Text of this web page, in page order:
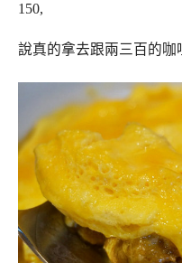
150,
說真的拿去跟兩三百的咖